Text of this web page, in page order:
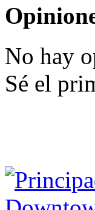
No hay
Sé el